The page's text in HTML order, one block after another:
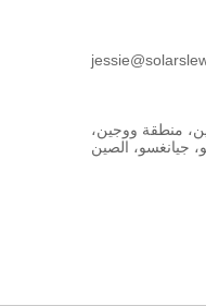
لينجين، منطقة ووجين،
جيانغسو، الصين